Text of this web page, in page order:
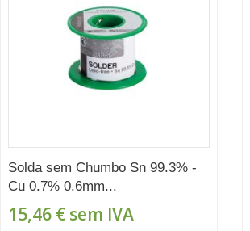
Solda sem Chumbo Sn 99.3% -
Cu 0.7% 0.6mm...
15,46 € sem IVA